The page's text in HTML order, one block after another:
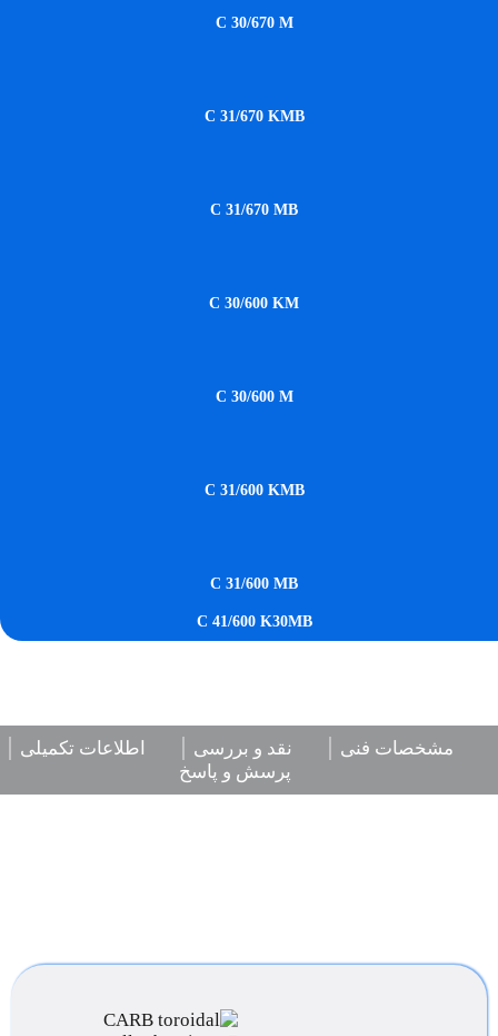
C 30/670 M
C 31/670 KMB
C 31/670 MB
C 30/600 KM
C 30/600 M
C 31/600 KMB
C 31/600 MB
C 41/600 K30MB
مشخصات فنی نقد و بررسی
اطلاعات تکمیلی
پرسش و پاسخ